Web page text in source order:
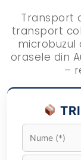
Transport
transport
microbuzul
orasele din
–